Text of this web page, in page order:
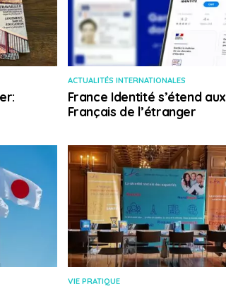
ACTUALITÉS INTERNATIONALES
France Identité s’étend aux
Français de l’étranger
VIE PRATIQUE